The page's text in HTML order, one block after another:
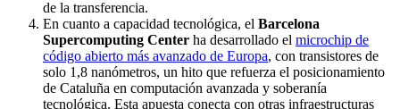
de la transferencia.
En cuanto a capacidad tecnológica, el Barcelona
Supercomputing Center ha desarrollado el microchip de
código abierto más avanzado de Europa, con transistores de
solo 1,8 nanómetros, un hito que refuerza el posicionamiento
de Cataluña en computación avanzada y soberanía
tecnológica. Esta apuesta conecta con otras infraestructuras